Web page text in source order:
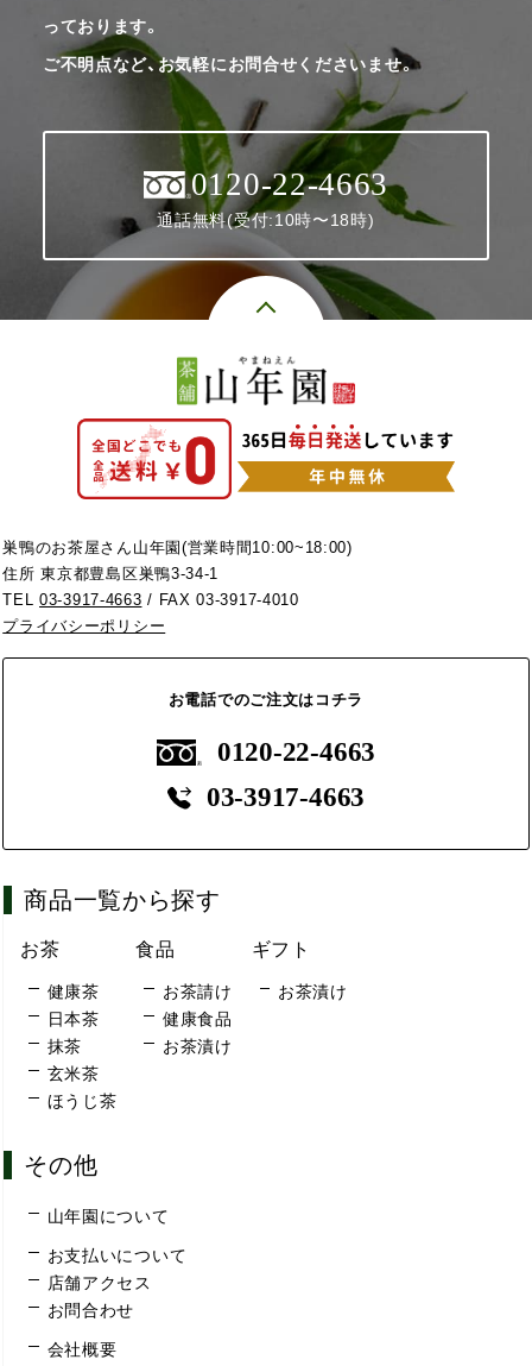
っております。
ご不明点など、お気軽にお問合せくださいませ。
0120-22-4663
通話無料(受付:10時〜18時)
巣鴨のお茶屋さん山年園(営業時間10:00~18:00)
住所 東京都豊島区巣鴨3-34-1
TEL03-3917-4663 / FAX 03-3917-4010
プライバシーポリシー
お電話でのご注文はコチラ
0120-22-4663
03-3917-4663
商品一覧から探す
お茶
健康茶
日本茶
抹茶
玄米茶
ほうじ茶
食品
お茶請け
健康食品
お茶漬け
ギフト
お茶漬け
その他
山年園について
お支払いについて
店舗アクセス
お問合わせ
会社概要